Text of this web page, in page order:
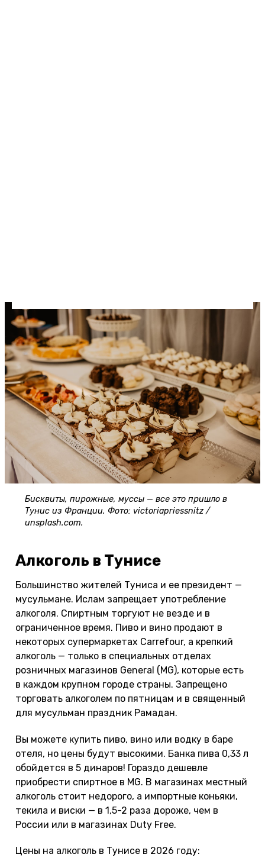
Бисквиты, пирожные, муссы — все это пришло в
Тунис из Франции. Фото: victoriapriessnitz /
unsplash.com.
Алкоголь в Тунисе
Большинство жителей Туниса и ее президент —
мусульмане. Ислам запрещает употребление
алкоголя. Спиртным торгуют не везде и в
ограниченное время. Пиво и вино продают в
некоторых супермаркетах Carrefour, а крепкий
алкоголь — только в специальных отделах
розничных магазинов General (MG), которые есть
в каждом крупном городе страны. Запрещено
торговать алкоголем по пятницам и в священный
для мусульман праздник Рамадан.
Вы можете купить пиво, вино или водку в баре
отеля, но цены будут высокими. Банка пива 0,33 л
обойдется в 5 динаров! Гораздо дешевле
приобрести спиртное в MG. В магазинах местный
алкоголь стоит недорого, а импортные коньяки,
текила и виски — в 1,5-2 раза дороже, чем в
России или в магазинах Duty Free.
Цены на алкоголь в Тунисе в 2026 году: